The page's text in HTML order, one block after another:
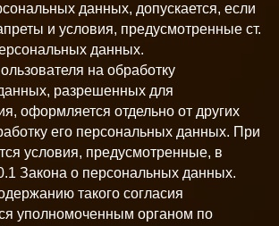
данных, допускается, если
и условия, предусмотренные ст.
данных.
на обработку
разрешенных для
оформляется отдельно от других
его персональных данных. При
условия, предусмотренные, в
Закона о персональных данных.
такого согласия
уполномоченным органом по